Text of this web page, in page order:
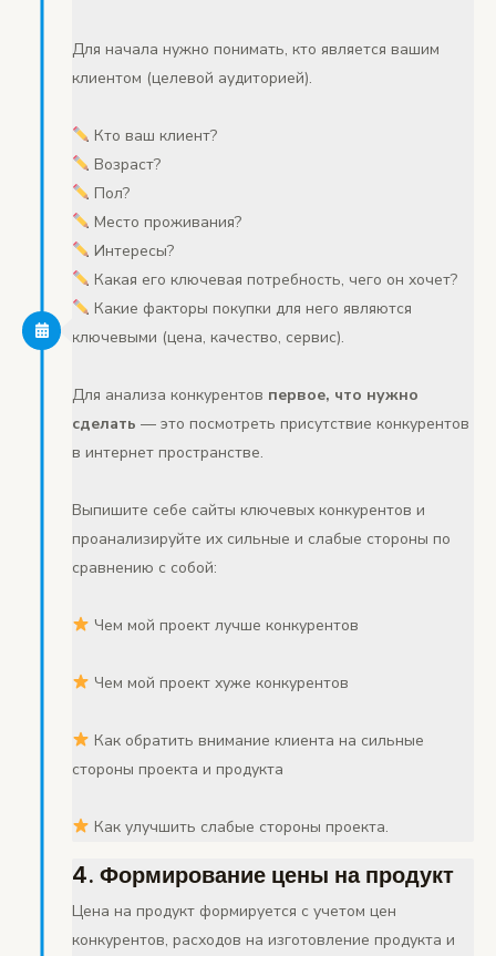
Для начала нужно понимать, кто является вашим
клиентом (целевой аудиторией).
Кто ваш клиент?
Возраст?
Пол?
Место проживания?
Интересы?
Какая его ключевая потребность, чего он хочет?
Какие факторы покупки для него являются
ключевыми (цена, качество, сервис).
Для анализа конкурентов первое, что нужно
сделать — это посмотреть присутствие конкурентов
в интернет пространстве.
Выпишите себе сайты ключевых конкурентов и
проанализируйте их сильные и слабые стороны по
сравнению с собой:
Чем мой проект лучше конкурентов
Чем мой проект хуже конкурентов
Как обратить внимание клиента на сильные
стороны проекта и продукта
Как улучшить слабые стороны проекта.
4. Формирование цены на продукт
Цена на продукт формируется с учетом цен
конкурентов, расходов на изготовление продукта и